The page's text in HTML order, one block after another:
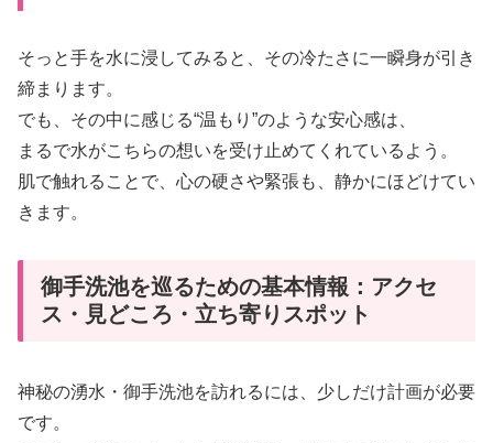
そっと手を水に浸してみると、その冷たさに一瞬身が引き
締まります。
でも、その中に感じる“温もり”のような安心感は、
まるで水がこちらの想いを受け止めてくれているよう。
肌で触れることで、心の硬さや緊張も、静かにほどけてい
きます。
御手洗池を巡るための基本情報：アクセ
ス・見どころ・立ち寄りスポット
神秘の湧水・御手洗池を訪れるには、少しだけ計画が必要
です。